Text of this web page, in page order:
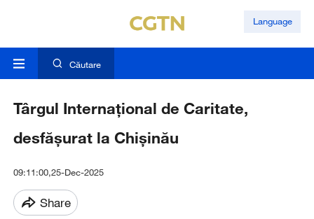
Language
Căutare
Târgul Internațional de Caritate,
desfășurat la Chișinău
09:11:00,25-Dec-2025
Share